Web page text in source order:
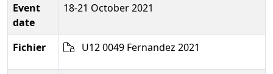
Event
date
18-21 October 2021
Fichier U12 0049 Fernandez 2021